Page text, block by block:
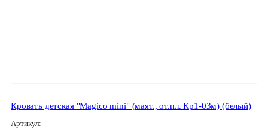
Кровать детская "Magico mini" (маят., от.пл. Кр1-03м) (белый)
Артикул: